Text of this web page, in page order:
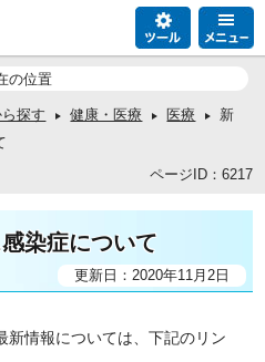
の位置
探す 健康・医療 医療
新
ページID：6217
染症について
更新日：2020年11月2日
新情報については、下記のリン